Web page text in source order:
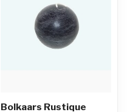
Bolkaars Rustique